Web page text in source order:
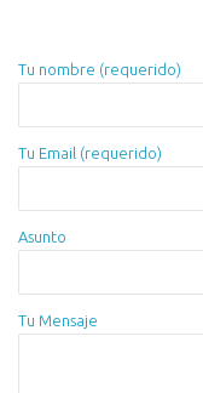
Tu nombre (requerido)
Tu Email (requerido)
Asunto
Tu Mensaje